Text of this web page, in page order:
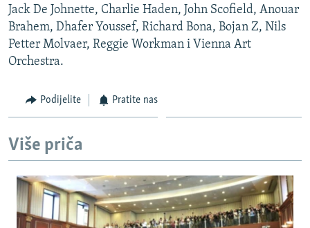
SVE KARTE DEJTONA
NASTANAK I RASPAD JUGOSLAVIJE
Jack De Johnette, Charlie Haden, John Scofield, Anouar
Brahem, Dhafer Youssef, Richard Bona, Bojan Z, Nils
Petter Molvaer, Reggie Workman i Vienna Art
Orchestra.
Podijelite Pratite nas
Više priča